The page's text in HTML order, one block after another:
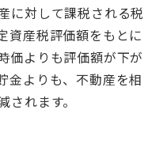
に対して課税される税
資産税評価額をもとに
価よりも評価額が下が
金よりも、不動産を相
れます。